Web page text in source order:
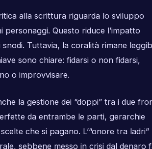
alla scrittura riguarda lo sviluppo
personaggi. Questo riduce l’impatto
Tuttavia, la coralità rimane
sono chiare: fidarsi o non fidarsi,
o improvvisare.
la gestione dei “doppi” tra i due
da entrambe le parti, gerarchie
che si pagano. L’“onore tra ladri”
sebbene messo in crisi dal denaro